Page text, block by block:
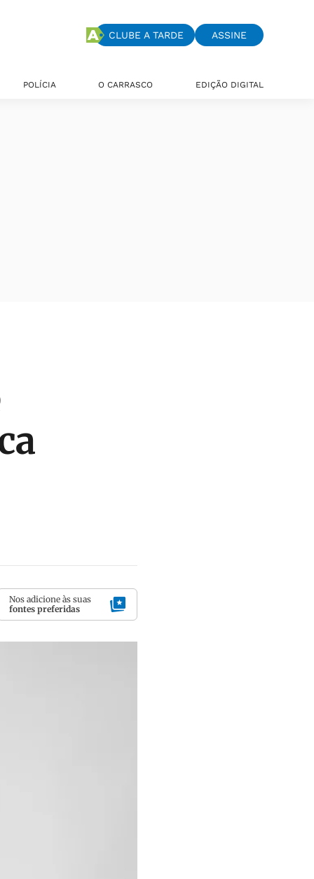
CLUBE A TARDE ASSINE
POLÍCIA O CARRASCO EDIÇÃO DIGITAL
Nos adicione às suas
fontes preferidas